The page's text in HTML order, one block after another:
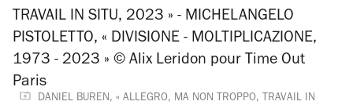
DANIEL BUREN, « ALLEGRO, MA NON TROPPO, TRAVAIL IN